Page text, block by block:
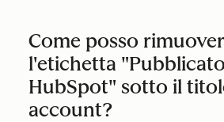
Come posso
l'etichetta
HubSpot" sotto il
account?